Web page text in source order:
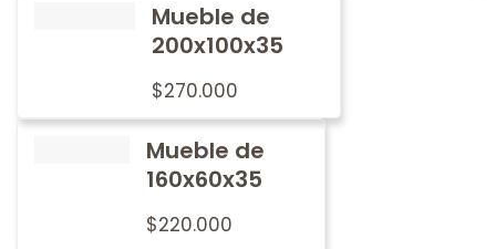
Mueble de
200x100x35
$270.000
Mueble de
160x60x35
$220.000